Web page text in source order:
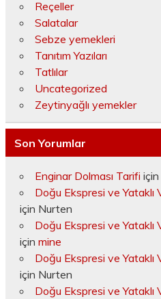
Reçeller
Salatalar
Sebze yemekleri
Tanıtım Yazıları
Tatlılar
Uncategorized
Zeytinyağlı yemekler
Son Yorumlar
Enginar Dolması Tarifi için
Doğu Ekspresi ve
için Nurten
Doğu Ekspresi ve
için mine
Doğu Ekspresi ve
için Nurten
Doğu Ekspresi ve